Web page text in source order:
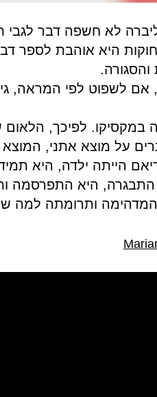
לא חשפה דבר לגבי
היא אוהבת לספר
והסגורה.
אם לשפוט לפי המראה,
במקסיקו. לפיכך,
על מוצא אתני, המוצא
הייתה ילדה, היא
היא התפרסמה
ותרומתה למה